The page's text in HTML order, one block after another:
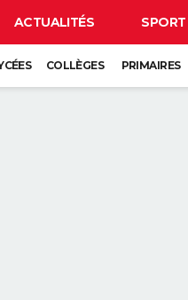
ACTUALITÉS SPORT
COLLÈGES PRIMAIRES